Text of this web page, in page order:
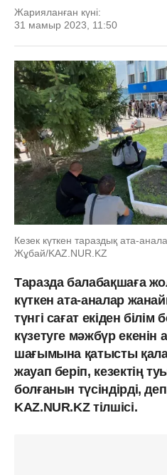
Жарияланған күні:
31 мамыр 2023, 11:50
Кезек күткен тараздық ата-
Жұбай/KAZ.NUR.KZ
Таразда балабақшаға
күткен ата-аналар
түнгі сағат екіден білім
күзетуге мәжбүр
шағымына қатысты
жауап беріп, кезектің
болғанын түсіндірді,
KAZ.NUR.KZ тілшісі.